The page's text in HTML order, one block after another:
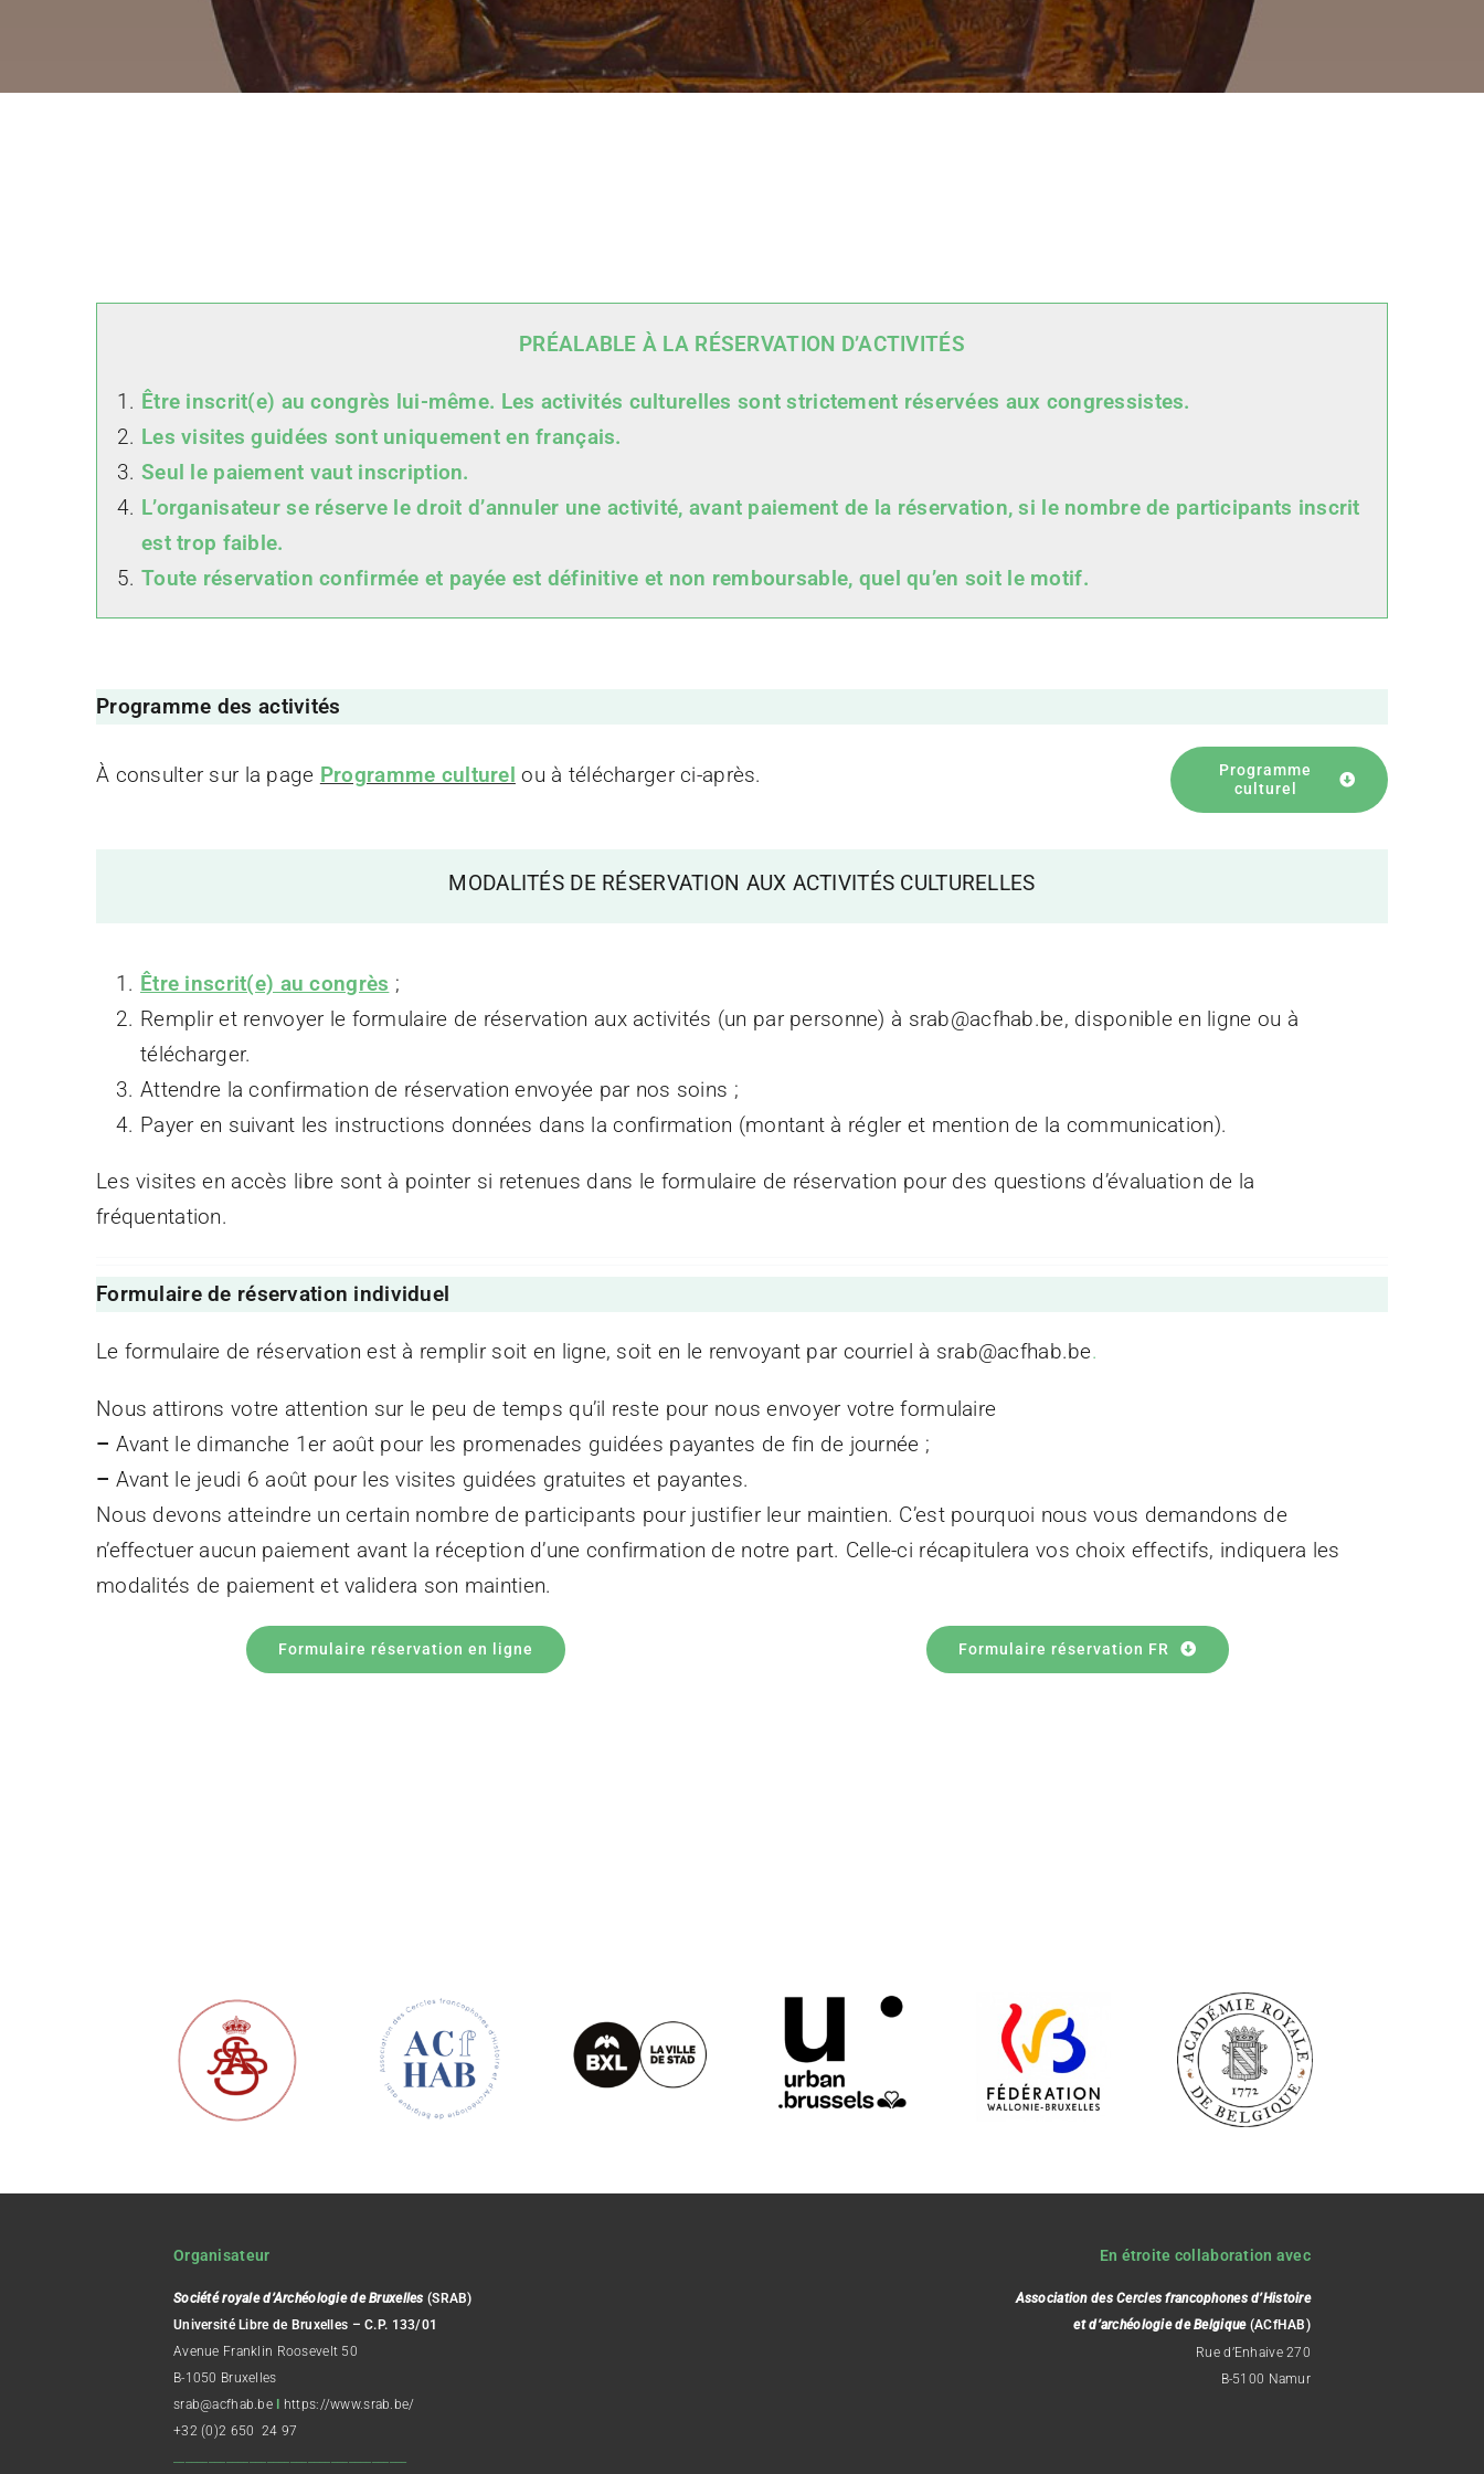
PRÉALABLE À LA RÉSERVATION D’ACTIVITÉS
Être inscrit(e) au congrès lui-même. Les activités culturelles sont strictement réservées aux congressistes.
Les visites guidées sont uniquement en français.
Seul le paiement vaut inscription.
L’organisateur se réserve le droit d’annuler une activité, avant paiement de la réservation, si le nombre de participants inscrit
est trop faible.
Toute réservation confirmée et payée est définitive et non remboursable, quel qu’en soit le motif.
Programme des activités
À consulter sur la page Programme culturel ou à télécharger ci-après.
Programme
culturel
MODALITÉS DE RÉSERVATION AUX ACTIVITÉS CULTURELLES
Être inscrit(e) au congrès ;
Remplir et renvoyer le formulaire de réservation aux activités (un par personne) à srab@acfhab.be, disponible en ligne ou à
télécharger.
Attendre la confirmation de réservation envoyée par nos soins ;
Payer en suivant les instructions données dans la confirmation (montant à régler et mention de la communication).
Les visites en accès libre sont à pointer si retenues dans le formulaire de réservation pour des questions d’évaluation de la
fréquentation.
Formulaire de réservation individuel
Le formulaire de réservation est à remplir soit en ligne, soit en le renvoyant par courriel à srab@acfhab.be.
Nous attirons votre attention sur le peu de temps qu’il reste pour nous envoyer votre formulaire
– Avant le dimanche 1er août pour les promenades guidées payantes de fin de journée ;
– Avant le jeudi 6 août pour les visites guidées gratuites et payantes.
Nous devons atteindre un certain nombre de participants pour justifier leur maintien. C’est pourquoi nous vous demandons de
n’effectuer aucun paiement avant la réception d’une confirmation de notre part. Celle-ci récapitulera vos choix effectifs, indiquera les
modalités de paiement et validera son maintien.
Formulaire réservation en ligne Formulaire réservation FR
Organisateur
Société royale d’Archéologie de Bruxelles (SRAB)
Université Libre de Bruxelles – C.P. 133/01
Avenue Franklin Roosevelt 50
B-1050 Bruxelles
srab@acfhab.be
https://www.srab.be/
+32 (0)2 650 24 97
En étroite collaboration avec
Association des Cercles francophones d’Histoire
et d’archéologie de Belgique(ACfHAB)
Rue d’Enhaive 270
B-5100 Namur